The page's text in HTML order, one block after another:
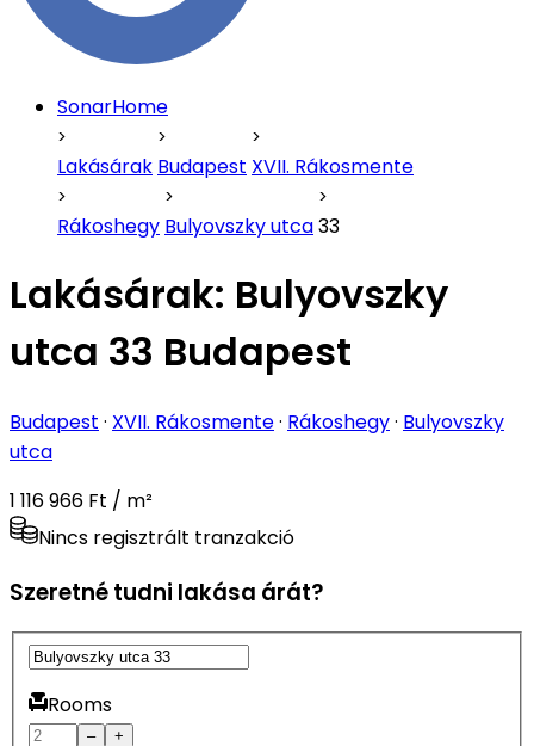
SonarHome
Lakásárak Budapest XVII. Rákosmente
Rákoshegy Bulyovszky utca33
Lakásárak: Bulyovszky
utca 33 Budapest
Budapest · XVII. Rákosmente· Rákoshegy· Bulyovszky
utca
1 116 966 Ft / m²
Nincs regisztrált tranzakció
Szeretné tudni lakása árát?
Rooms
– +